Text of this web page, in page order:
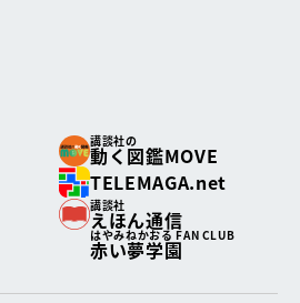
講談社の
動く図鑑MOVE
TELEMAGA.net
講談社
えほん通信
はやみねかおる FAN CLUB
赤い夢学園